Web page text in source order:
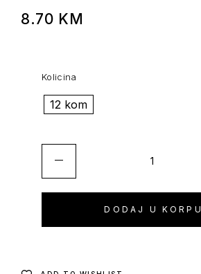
8.70 KM
Kolicina
12 kom
DODAJ U KORPU